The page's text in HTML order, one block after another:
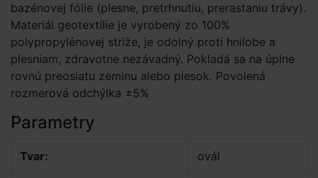
bazénovej fólie (plesne, pretrhnutiu, prerastaniu trávy).
Materiál geotextílie je vyrobený zo 100%
polypropylénovej striže, je odolný proti hnilobe a
plesniam, zdravotne nezávadný. Pokladá sa na úplne
rovnú preosiatu zeminu alebo piesok. Povolená
rozmerová odchýlka ±5%
Parametry
Tvar: ovál